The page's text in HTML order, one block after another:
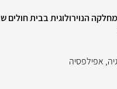
הנוירולוגית בבית חולים
, אפילפסיה